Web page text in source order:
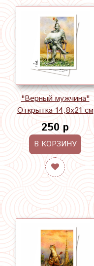
"Верный мужчина"
Открытка 14,8х21 см
250 р
В КОРЗИНУ